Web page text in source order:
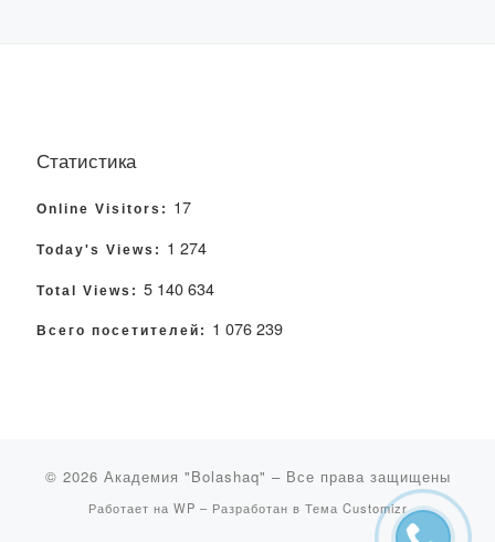
Статистика
Online Visitors: 17
Today's Views: 1 274
Total Views: 5 140 634
Всего посетителей: 1 076 239
© 2026 Академия "Bolashaq" – Все права защищены
Работает на WP – Разработан в Тема Customizr